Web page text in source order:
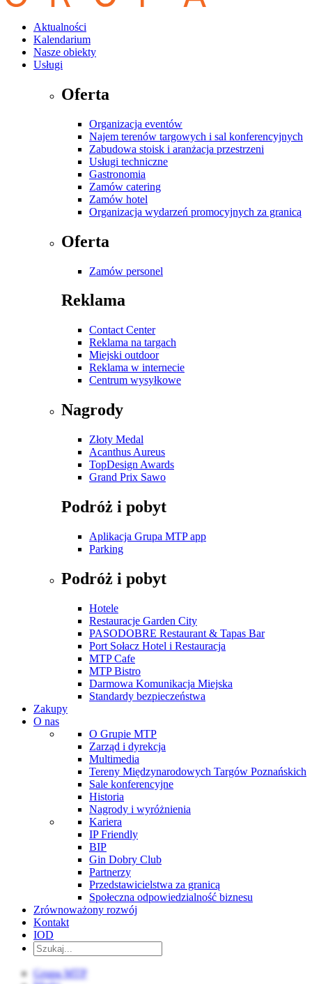
Aktualności
Kalendarium
Nasze obiekty
Usługi
Oferta
Organizacja eventów
Najem terenów targowych i sal konferencyjnych
Zabudowa stoisk i aranżacja przestrzeni
Usługi techniczne
Gastronomia
Zamów catering
Zamów hotel
Organizacja wydarzeń promocyjnych za granicą
Oferta
Zamów personel
Reklama
Contact Center
Reklama na targach
Miejski outdoor
Reklama w internecie
Centrum wysyłkowe
Nagrody
Złoty Medal
Acanthus Aureus
TopDesign Awards
Grand Prix Sawo
Podróż i pobyt
Aplikacja Grupa MTP app
Parking
Podróż i pobyt
Hotele
Restauracje Garden City
PASODOBRE Restaurant & Tapas Bar
Port Sołacz Hotel i Restauracja
MTP Cafe
MTP Bistro
Darmowa Komunikacja Miejska
Standardy bezpieczeństwa
Zakupy
O nas
O Grupie MTP
Zarząd i dyrekcja
Multimedia
Tereny Międzynarodowych Targów Poznańskich
Sale konferencyjne
Historia
Nagrody i wyróżnienia
Kariera
IP Friendly
BIP
Gin Dobry Club
Partnerzy
Przedstawicielstwa za granicą
Społeczna odpowiedzialność biznesu
Zrównoważony rozwój
Kontakt
IOD
Grupa MTP